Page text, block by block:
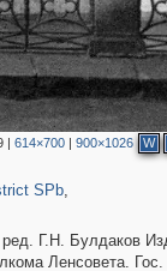
|614×700 |900×1026 W
SPb,
ред. Г.Н. Булдаков
Ленсовета. Гос.